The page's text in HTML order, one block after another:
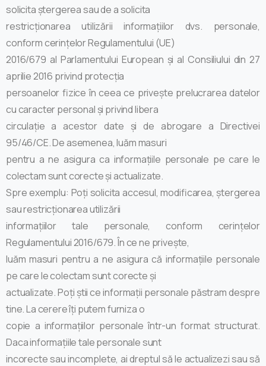
solicita ștergerea sau de a solicita
restricționarea utilizării informațiilor dvs. personale,
conform cerințelor Regulamentului (UE)
2016/679 al Parlamentului European şi al Consiliului din 27
aprilie 2016 privind protecția
persoanelor fizice în ceea ce privește prelucrarea datelor
cu caracter personal și privind libera
circulație a acestor date și de abrogare a Directivei
95/46/CE. De asemenea, luăm masuri
pentru a ne asigura ca informațiile personale pe care le
colectam sunt corecte și actualizate.
Spre exemplu: Poți solicita accesul, modificarea, ștergerea
sau restricționarea utilizării
informațiilor tale personale, conform cerințelor
Regulamentului 2016/679. În ce ne privește,
luăm masuri pentru a ne asigura că informațiile personale
pe care le colectam sunt corecte și
actualizate. Poți știi ce informații personale păstram despre
tine. La cerere îți putem furniza o
copie a informațiilor personale într-un format structurat.
Daca informațiile tale personale sunt
incorecte sau incomplete, ai dreptul să le actualizezi sau să